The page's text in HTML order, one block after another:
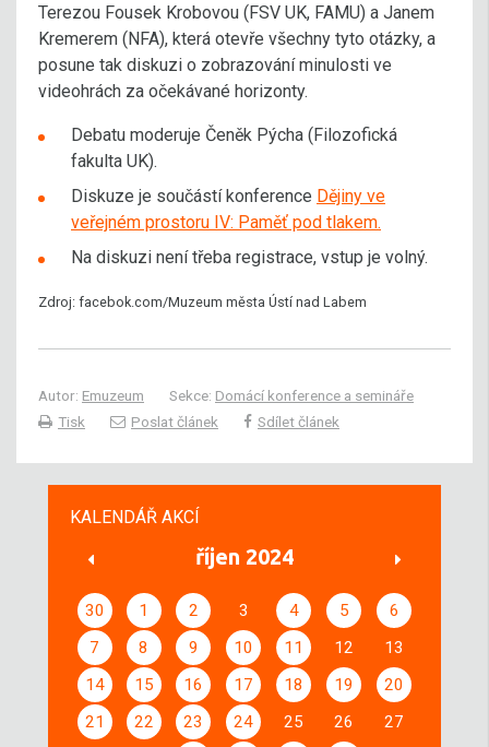
Terezou Fousek Krobovou (FSV UK, FAMU) a Janem
Kremerem (NFA), která otevře všechny tyto otázky, a
posune tak diskuzi o zobrazování minulosti ve
videohrách za očekávané horizonty.
Debatu moderuje Čeněk Pýcha (Filozofická
fakulta UK).
Diskuze je součástí konference Dějiny ve
veřejném prostoru IV: Paměť pod tlakem.
Na diskuzi není třeba registrace, vstup je volný.
Zdroj: facebok.com/Muzeum města Ústí nad Labem
Autor: Emuzeum Sekce: Domácí konference a semináře
Tisk
Poslat článek Sdílet článek
KALENDÁŘ AKCÍ
říjen 2024
30 1 2 3 4 5
6
7
8 9 10 11 12
13
14
15 16 17 18 19
20
21
22 23 24 25 26
27